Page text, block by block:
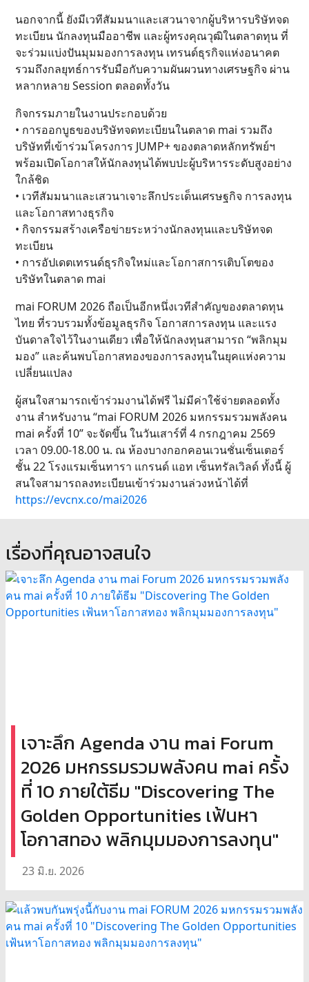
นอกจากนี้ ยังมีเวทีสัมมนาและเสวนาจากผู้บริหารบริษัทจด
ทะเบียน นักลงทุนมืออาชีพ และผู้ทรงคุณวุฒิในตลาดทุน ที่
จะร่วมแบ่งปันมุมมองการลงทุน เทรนด์ธุรกิจแห่งอนาคต
รวมถึงกลยุทธ์การรับมือกับความผันผวนทางเศรษฐกิจ ผ่าน
หลากหลาย Session ตลอดทั้งวัน
กิจกรรมภายในงานประกอบด้วย
• การออกบูธของบริษัทจดทะเบียนในตลาด mai รวมถึง
บริษัทที่เข้าร่วมโครงการ JUMP+ ของตลาดหลักทรัพย์ฯ
พร้อมเปิดโอกาสให้นักลงทุนได้พบปะผู้บริหารระดับสูงอย่าง
ใกล้ชิด
• เวทีสัมมนาและเสวนาเจาะลึกประเด็นเศรษฐกิจ การลงทุน
และโอกาสทางธุรกิจ
• กิจกรรมสร้างเครือข่ายระหว่างนักลงทุนและบริษัทจด
ทะเบียน
• การอัปเดตเทรนด์ธุรกิจใหม่และโอกาสการเติบโตของ
บริษัทในตลาด mai
mai FORUM 2026 ถือเป็นอีกหนึ่งเวทีสำคัญของตลาดทุน
ไทย ที่รวบรวมทั้งข้อมูลธุรกิจ โอกาสการลงทุน และแรง
บันดาลใจไว้ในงานเดียว เพื่อให้นักลงทุนสามารถ “พลิกมุม
มอง” และค้นพบโอกาสทองของการลงทุนในยุคแห่งความ
เปลี่ยนแปลง
ผู้สนใจสามารถเข้าร่วมงานได้ฟรี ไม่มีค่าใช้จ่ายตลอดทั้ง
งาน สำหรับงาน “mai FORUM 2026 มหกรรมรวมพลังคน
mai ครั้งที่ 10” จะจัดขึ้น ในวันเสาร์ที่ 4 กรกฎาคม 2569
เวลา 09.00-18.00 น. ณ ห้องบางกอกคอนเวนชั่นเซ็นเตอร์
ชั้น 22 โรงแรมเซ็นทารา แกรนด์ แอท เซ็นทรัลเวิลด์ ทั้งนี้ ผู้
สนใจสามารถลงทะเบียนเข้าร่วมงานล่วงหน้าได้ที่
https://evcnx.co/mai2026
เรื่องที่คุณอาจสนใจ
เจาะลึก Agenda งาน mai Forum
2026 มหกรรมรวมพลังคน mai ครั้ง
ที่ 10 ภายใต้ธีม "Discovering The
Golden Opportunities เฟ้นหา
โอกาสทอง พลิกมุมมองการลงทุน"
23 มิ.ย. 2026